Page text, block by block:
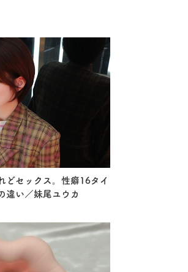
どセックス。性癖16タイ
違い／妹尾ユウカ